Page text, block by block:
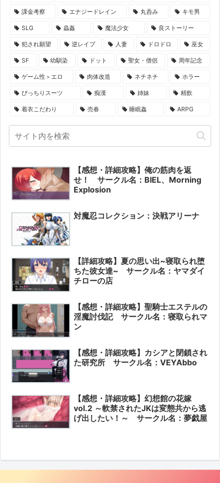
課金考察 エナジードレイン 丸呑み キモ男
SLG 蟲姦 魔法少女 良ストーリー
犯され願望 逆レイプ 人妻 ドロドロ 巫女
SF 幼馴染 ドット 聖女・僧侶 周年記念
ゲーム性＞エロ 肉体改造 ネチネチ ホラー
ぴっちりスーツ 痴漢 姉妹 精飲
着衣こだわり 売春 睡眠姦 ARPG
【感想・詳細攻略】俺の筋肉を返
せ！ サークル名：BIEL、Morning
Explosion
対魔忍コレクション：決戦アリーナ
【詳細攻略】夏の思い出~寝取られ堕
ちた彼女達~ サークル名：ヤマダイ
チローの店
【感想・詳細攻略】聖騎士エステルの
淫魔討伐記 サークル名：寝取られマ
ン
【感想・詳細攻略】カシアと閉鎖され
た研究所 サークル名：VEYAbbo
【感想・詳細攻略】幻想館の花嫁
vol.2 ～軟禁されたJKは変態共から逃
げ出したい！～ サークル名：夢戯屋